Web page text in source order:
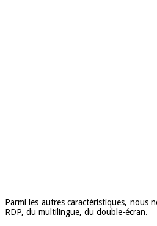
Parmi les autres caractéristiques, nous
RDP, du multilingue, du double-écran.